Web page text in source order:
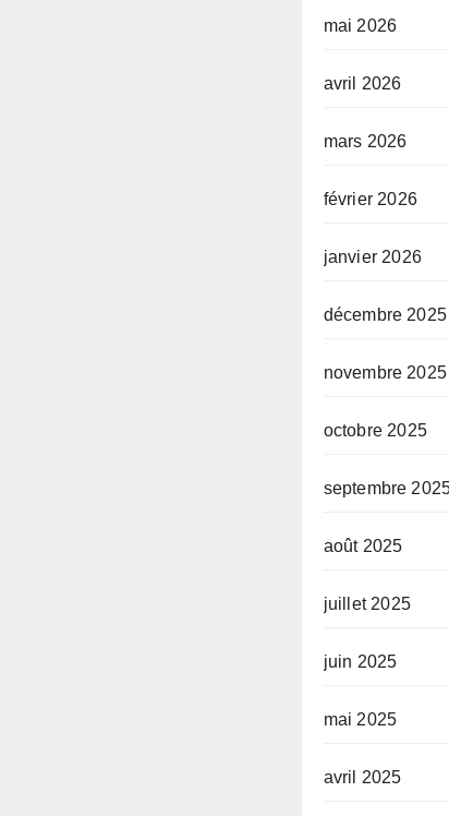
mai 2026
avril 2026
mars 2026
février 2026
janvier 2026
décembre 2025
novembre 2025
octobre 2025
septembre
août 2025
juillet 2025
juin 2025
mai 2025
avril 2025